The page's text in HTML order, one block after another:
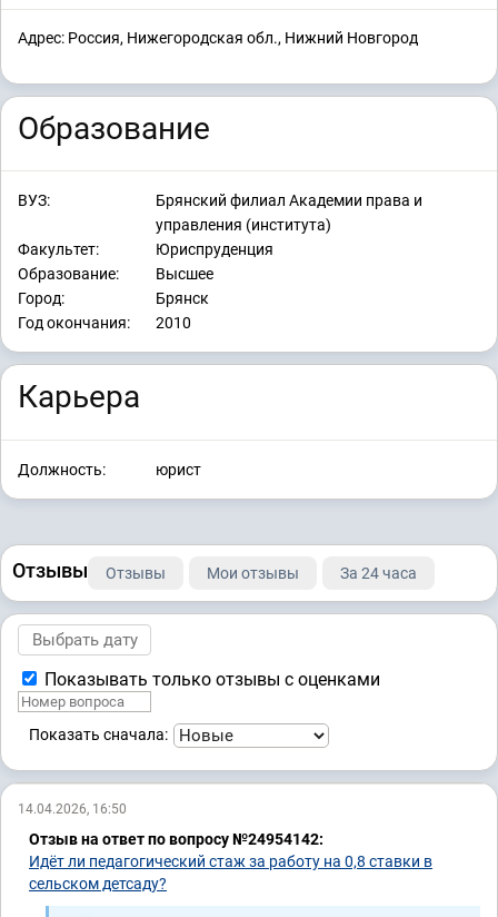
Адрес: Россия, Нижегородская обл., Нижний Новгород
Образование
ВУЗ:
Брянский филиал Академии права и
управления (института)
Факультет:
Юриспруденция
Образование:
Высшее
Город:
Брянск
Год окончания:
2010
Карьера
Должность: юрист
Отзывы Отзывы Мои отзывы За 24 часа
Показывать только отзывы с оценками
Показать сначала:
14.04.2026, 16:50
Отзыв на ответ по вопросу №24954142:
Идёт ли педагогический стаж за работу на 0,8 ставки в
сельском детсаду?